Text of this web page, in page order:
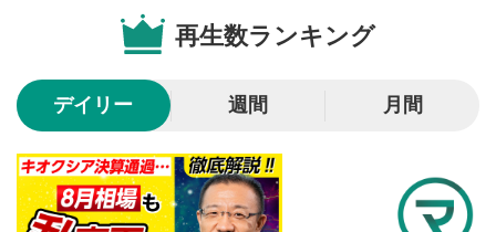
動画を再生または一時停止します。
10秒戻し/10秒送り
10秒、動画を巻き戻し/早送りします。
シークバー
再生位置を示しています。再生したい位置をクリック
するとその位置から動画が再生されます。
6
画質/再生速度の設定
再生数ランキング
デイリー 週間 月間